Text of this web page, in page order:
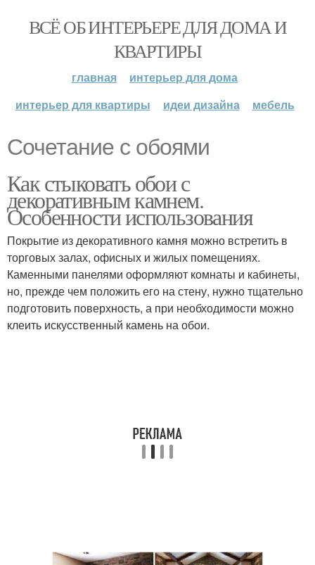
ВСЁ ОБ ИНТЕРЬЕРЕ ДЛЯ ДОМА И
КВАРТИРЫ
главная
интерьер для дома
интерьер для квартиры
идеи дизайна мебель
Сочетание с обоями
Как стыковать обои с
декоративным камнем.
Особенности использования
Покрытие из декоративного камня можно встретить в
торговых залах, офисных и жилых помещениях.
Каменными панелями оформляют комнаты и кабинеты,
но, прежде чем положить его на стену, нужно тщательно
подготовить поверхность, а при необходимости можно
клеить искусственный камень на обои.